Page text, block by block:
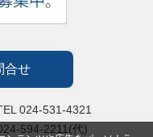
合せ
024-531-4321
594-2211(代)